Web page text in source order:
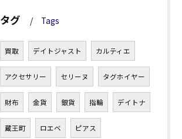
タグ Tags
買取 デイトジャスト カルティエ
アクセサリー セリーヌ タグホイヤー
財布 金貨 銀貨 指輪 デイトナ
蔵王町 ロエベ ピアス